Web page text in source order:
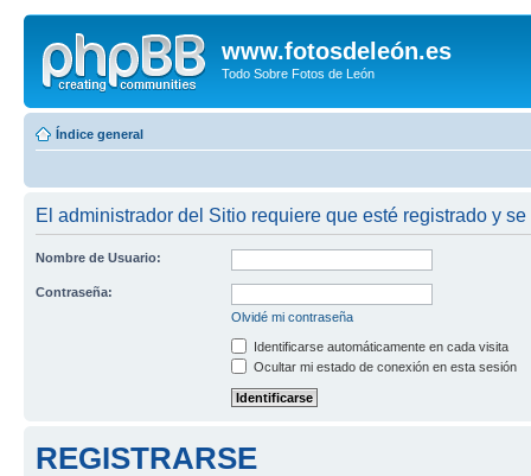
www.fotosdeleón.es
Todo Sobre Fotos de León
Índice general
El administrador del Sitio requiere que esté registrado y
Nombre de Usuario:
Contraseña:
Olvidé mi contraseña
Identificarse automáticamente en cada visita
Ocultar mi estado de conexión en esta sesión
REGISTRARSE